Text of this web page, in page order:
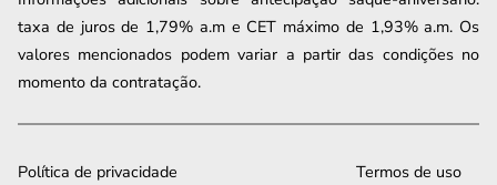
taxa de juros de 1,79% a.m e CET máximo de 1,93% a.m. Os
valores mencionados podem variar a partir das condições no
momento da contratação.
Política de privacidade Termos de uso